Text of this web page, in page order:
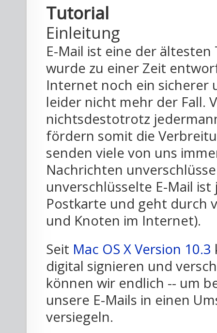
Tutorial
Einleitung
E-Mail ist eine der
wurde zu einer Zeit
Internet noch ein sicherer
leider nicht mehr der Fall.
nichtsdestotrotz
fördern somit die
senden viele von uns
Nachrichten
unverschlüsselte E-Mail
Postkarte und geht durch
und Knoten im Internet).
Seit Mac OS X Version 10.3
digital signieren und
können wir endlich -- um
unsere E-Mails in einen
versiegeln.